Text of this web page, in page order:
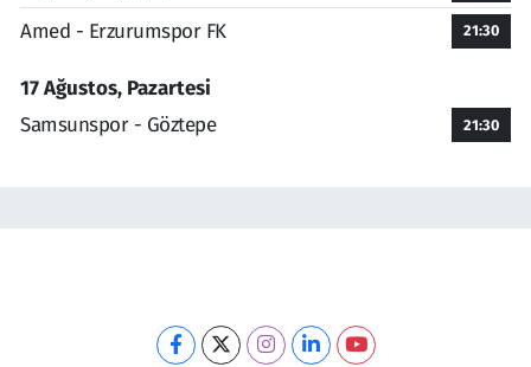
Amed - Erzurumspor FK 21:30
17 Ağustos, Pazartesi
Samsunspor - Göztepe
21:30